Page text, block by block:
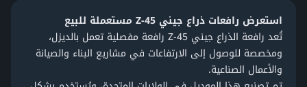
استعرض رافعات ذراع جيني Z-45 مستعملة للبيع
تُعد رافعة الذراع جيني Z-45 رافعة مفصلية تعمل بالديزل،
ومخصصة للوصول إلى الارتفاعات في مشاريع البناء والصيانة
والأعمال الصناعية.